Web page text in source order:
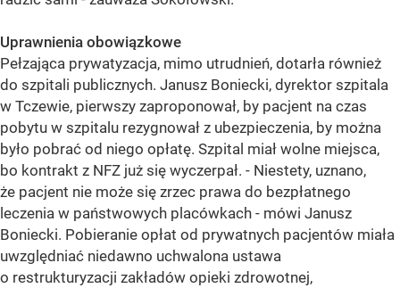
Uprawnienia obowiązkowe
Pełzająca prywatyzacja, mimo utrudnień, dotarła również
do szpitali publicznych. Janusz Boniecki, dyrektor szpitala
w Tczewie, pierwszy zaproponował, by pacjent na czas
pobytu w szpitalu rezygnował z ubezpieczenia, by można
było pobrać od niego opłatę. Szpital miał wolne miejsca,
bo kontrakt z NFZ już się wyczerpał. - Niestety, uznano,
że pacjent nie może się zrzec prawa do bezpłatnego
leczenia w państwowych placówkach - mówi Janusz
Boniecki. Pobieranie opłat od prywatnych pacjentów miała
uwzględniać niedawno uchwalona ustawa
o restrukturyzacji zakładów opieki zdrowotnej,